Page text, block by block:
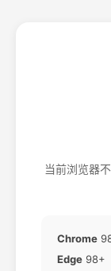
当前浏览器
Chrome
Edge 98+